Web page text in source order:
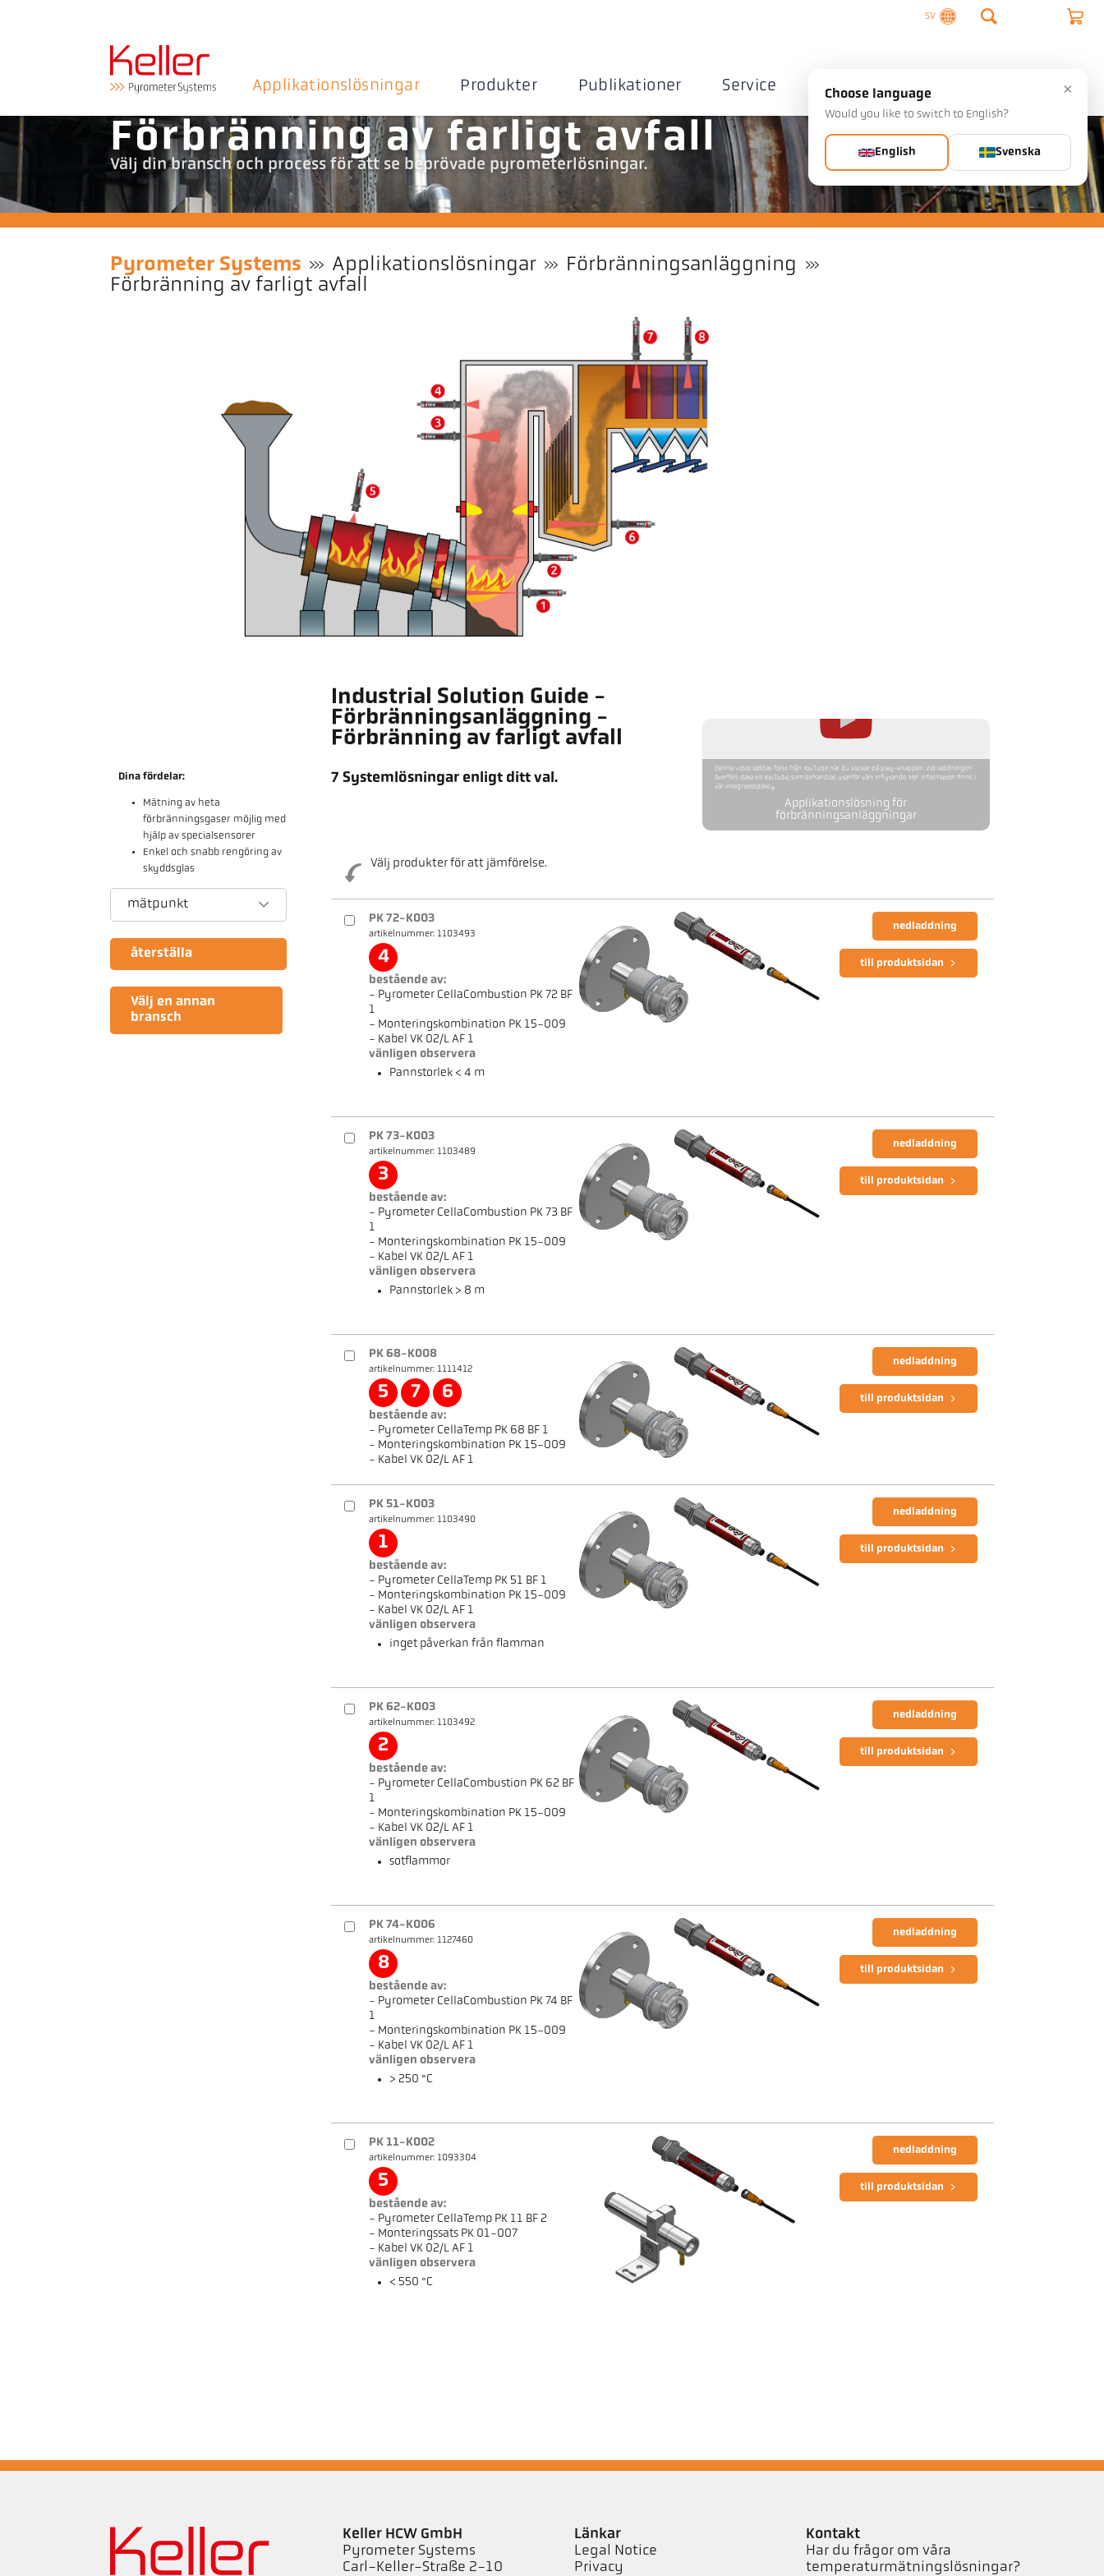
SV
Applikationslösningar Produkter Publikationer Service Företag Kontakta
Förbränning av farligt avfall
Välj din bransch och process för att se beprövade pyrometerlösningar.
Pyrometer Systems Applikationslösningar
Förbränningsanläggning
Förbränning av farligt avfall
Industrial Solution Guide -
Förbränningsanläggning -
Förbränning av farligt avfall
Dina fördelar:
Mätning av heta
förbränningsgaser möjlig med
hjälp av specialsensorer
Enkel och snabb rengöring av
skyddsglas
mätpunkt
återställa
Välj en annan
bransch
7 Systemlösningar enligt ditt val.
Denna video laddas först från YouTube när du klickar på play-knappen. Vid laddningen
överförs data till YouTube, som behandlas utanför vårt inflytande. Mer information finns i
vår integritetspolicy.
Applikationslösning för
förbränningsanläggningar
Välj produkter för att jämförelse.
PK 72-K003
artikelnummer: 1103493
4
bestående av:
- Pyrometer CellaCombustion PK 72 BF
1
- Monteringskombination PK 15-009
- Kabel VK 02/L AF 1
vänligen observera
Pannstorlek < 4 m
nedladdning
till produktsidan
PK 73-K003
artikelnummer: 1103489
3
bestående av:
- Pyrometer CellaCombustion PK 73 BF
1
- Monteringskombination PK 15-009
- Kabel VK 02/L AF 1
vänligen observera
Pannstorlek > 8 m
nedladdning
till produktsidan
PK 68-K008
artikelnummer: 1111412
5 7 6
bestående av:
- Pyrometer CellaTemp PK 68 BF 1
- Monteringskombination PK 15-009
- Kabel VK 02/L AF 1
nedladdning
till produktsidan
PK 51-K003
artikelnummer: 1103490
1
bestående av:
- Pyrometer CellaTemp PK 51 BF 1
- Monteringskombination PK 15-009
- Kabel VK 02/L AF 1
vänligen observera
inget påverkan från flamman
nedladdning
till produktsidan
PK 62-K003
artikelnummer: 1103492
2
bestående av:
- Pyrometer CellaCombustion PK 62 BF
1
- Monteringskombination PK 15-009
- Kabel VK 02/L AF 1
vänligen observera
sotflammor
nedladdning
till produktsidan
PK 74-K006
artikelnummer: 1127460
8
bestående av:
- Pyrometer CellaCombustion PK 74 BF
1
- Monteringskombination PK 15-009
- Kabel VK 02/L AF 1
vänligen observera
> 250 °C
nedladdning
till produktsidan
PK 11-K002
artikelnummer: 1093304
5
bestående av:
- Pyrometer CellaTemp PK 11 BF 2
- Monteringssats PK 01-007
- Kabel VK 02/L AF 1
vänligen observera
< 550 °C
nedladdning
till produktsidan
Keller HCW GmbH
Pyrometer Systems
Carl-Keller-Straße 2-10
Länkar
Legal Notice
Privacy
Kontakt
Har du frågor om våra
temperaturmätningslösningar?
×
Choose language
Would you like to switch to English?
English Svenska